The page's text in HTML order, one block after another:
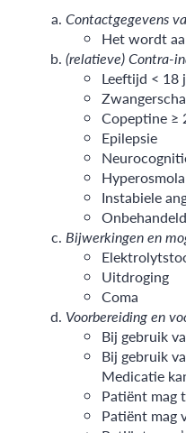
Contactgegevens
Het wordt
(relatieve) Contra-
Leeftijd < 18
Copeptine ≥
Epilepsie
Instabiele
Bijwerkingen en
Uitdroging
Coma
Voorbereiding en
Bij gebruik
Bij gebruik
Medicatie
Patiënt mag
Patiënt mag